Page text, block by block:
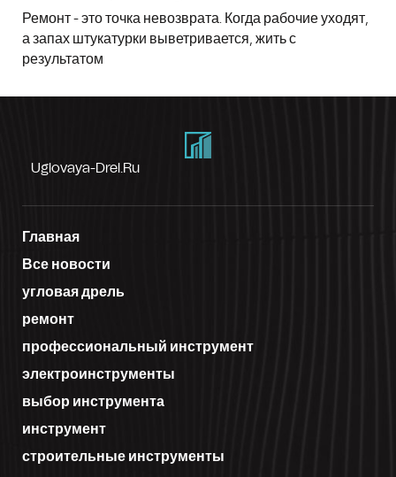
Ремонт - это точка невозврата. Когда рабочие уходят,
а запах штукатурки выветривается, жить с
результатом
Uglovaya-Drel.ru
Главная
Все новости
угловая дрель
ремонт
профессиональный инструмент
электроинструменты
выбор инструмента
инструмент
строительные инструменты